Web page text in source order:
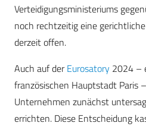
Verteidigungsministeriums
noch rechtzeitig eine
derzeit offen.
Auch auf derEurosatory 2024 –
französischen Hauptstadt Paris
Unternehmen zunächst
errichten. Diese Entscheidung